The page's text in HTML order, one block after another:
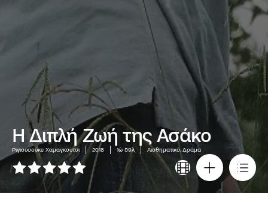
Η Διπλή Ζωή της Ασάκο
Ριγιουσούκε Χαμαγκούτσι 2018 1ώ 59λ Αισθηματικό, Δράμα